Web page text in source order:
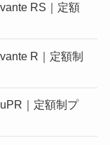
RS｜定額
R｜定額制
｜定額制プ